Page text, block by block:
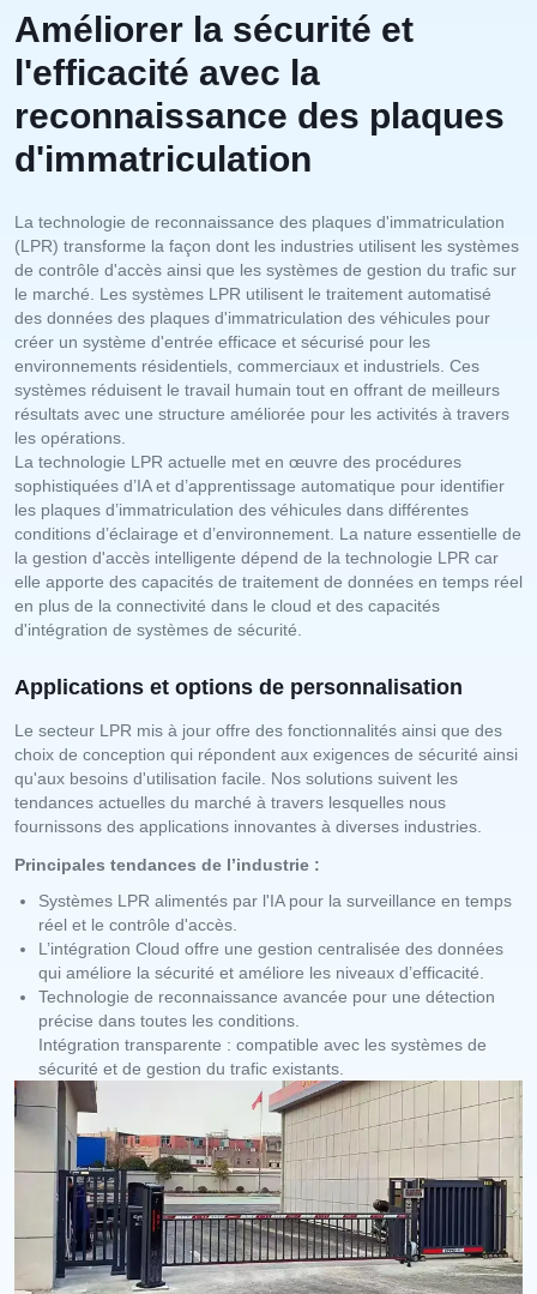
Améliorer la sécurité et
l'efficacité avec la
reconnaissance des plaques
d'immatriculation
La technologie de reconnaissance des plaques d'immatriculation
(LPR) transforme la façon dont les industries utilisent les systèmes
de contrôle d'accès ainsi que les systèmes de gestion du trafic sur
le marché. Les systèmes LPR utilisent le traitement automatisé
des données des plaques d'immatriculation des véhicules pour
créer un système d'entrée efficace et sécurisé pour les
environnements résidentiels, commerciaux et industriels. Ces
systèmes réduisent le travail humain tout en offrant de meilleurs
résultats avec une structure améliorée pour les activités à travers
les opérations.
La technologie LPR actuelle met en œuvre des procédures
sophistiquées d’IA et d’apprentissage automatique pour identifier
les plaques d’immatriculation des véhicules dans différentes
conditions d’éclairage et d’environnement. La nature essentielle de
la gestion d'accès intelligente dépend de la technologie LPR car
elle apporte des capacités de traitement de données en temps réel
en plus de la connectivité dans le cloud et des capacités
d'intégration de systèmes de sécurité.
Applications et options de personnalisation
Le secteur LPR mis à jour offre des fonctionnalités ainsi que des
choix de conception qui répondent aux exigences de sécurité ainsi
qu'aux besoins d'utilisation facile. Nos solutions suivent les
tendances actuelles du marché à travers lesquelles nous
fournissons des applications innovantes à diverses industries.
Principales tendances de l’industrie :
Systèmes LPR alimentés par l'IA pour la surveillance en temps
réel et le contrôle d'accès.
L’intégration Cloud offre une gestion centralisée des données
qui améliore la sécurité et améliore les niveaux d’efficacité.
Technologie de reconnaissance avancée pour une détection
précise dans toutes les conditions.
Intégration transparente : compatible avec les systèmes de
sécurité et de gestion du trafic existants.